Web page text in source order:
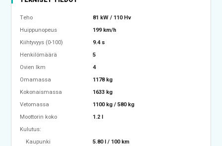
Teho
81 kW / 110 Hv
Huippunopeus
199 km/h
Kiihtyvyys (0-100)
9.4 s
Henkilömäärä
5
Ovien lkm
4
Omamassa
1178 kg
Kokonaismassa
1633 kg
Vetomassa
1100 kg / 580 kg
Moottorin koko
1.2 l
Kulutus:
Kaupunki
5.80 l / 100 km